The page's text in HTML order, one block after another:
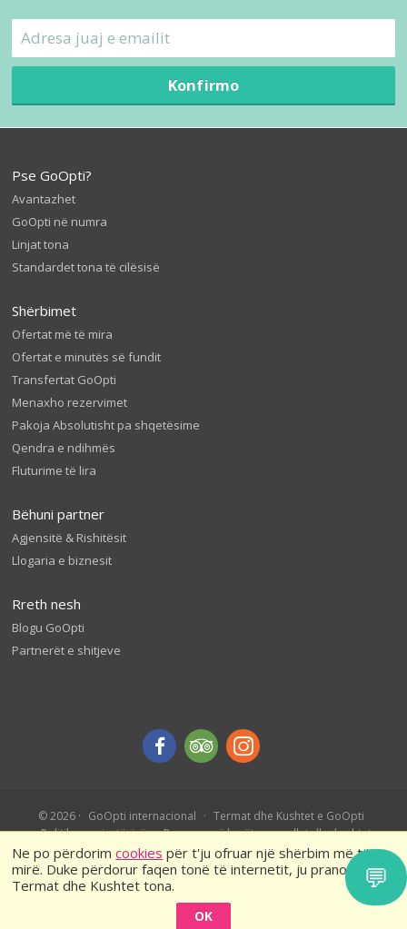
Ne po përdorimcookies për t'ju ofruar një shërbim më të
mirë. Duke përdorur faqen tonë të internetit, ju pranoni
Termat dhe Kushtet tona.
OK
Konfirmo
Pse GoOpti?
Avantazhet
GoOpti në numra
Linjat tona
Standardet tona të cilësisë
Shërbimet
Ofertat më të mira
Ofertat e minutës së fundit
Transfertat GoOpti
Menaxho rezervimet
Pakoja Absolutisht pa shqetësime
Qendra e ndihmës
Fluturime të lira
Bëhuni partner
Agjensitë & Rishitësit
Llogaria e biznesit
Rreth nesh
Blogu GoOpti
Partnerët e shitjeve
© 2026 GoOpti internacional
Termat dhe Kushtet e GoOpti
Politika e privatësisë
Rezervo më herët – rregullat dhe kushtet
💬